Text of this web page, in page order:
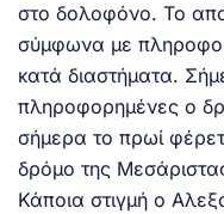
στο δολοφόνο. Το
σύμφωνα με
κατά διαστήματα.
πληροφορημένες ο
σήμερα το πρωί
δρόμο της
Κάποια στιγμή ο